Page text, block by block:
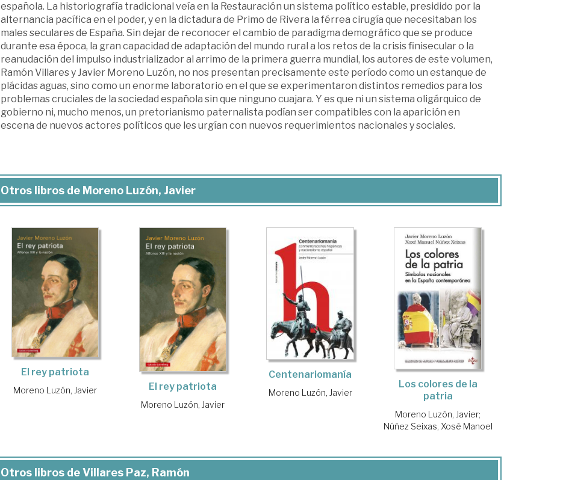
española. La historiografía tradicional veía en la Restauración un sistema político estable, presidido por la
alternancia pacífica en el poder, y en la dictadura de Primo de Rivera la férrea cirugía que necesitaban los
males seculares de España. Sin dejar de reconocer el cambio de paradigma demográfico que se produce
durante esa época, la gran capacidad de adaptación del mundo rural a los retos de la crisis finisecular o la
reanudación del impulso industrializador al arrimo de la primera guerra mundial, los autores de este volumen,
Ramón Villares y Javier Moreno Luzón, no nos presentan precisamente este período como un estanque de
plácidas aguas, sino como un enorme laboratorio en el que se experimentaron distintos remedios para los
problemas cruciales de la sociedad española sin que ninguno cuajara. Y es que ni un sistema oligárquico de
gobierno ni, mucho menos, un pretorianismo paternalista podían ser compatibles con la aparición en
escena de nuevos actores políticos que les urgían con nuevos requerimientos nacionales y sociales.
Otros libros de Moreno Luzón, Javier
El rey patriota
Moreno Luzón, Javier El rey patriota
Moreno Luzón, Javier
Centenariomanía
Moreno Luzón, Javier
Los colores de la
patria
Moreno Luzón, Javier;
Núñez Seixas, Xosé Manoel
Otros libros de Villares Paz, Ramón